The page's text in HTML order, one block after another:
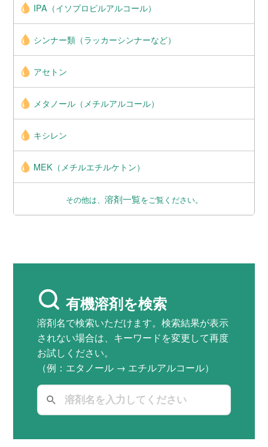
IPA（イソプロピルアルコール）
シンナー類（ラッカーシンナーなど）
アセトン
メタノール（メチルアルコール）
キシレン
MEK（メチルエチルケトン）
その他は、 溶剤一覧をご覧ください。
有機溶剤を検索
溶剤名で検索いただけます。検索結果が表示
されない場合は、キーワードを変更して再度
お試しください。
（例：エタノール → エチルアルコール）